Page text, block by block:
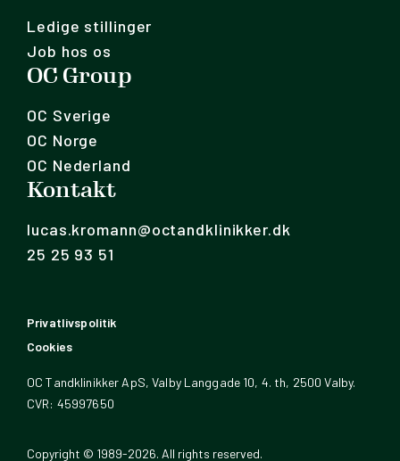
Ledige stillinger
Job hos os
OC Group
OC Sverige
OC Norge
OC Nederland
Kontakt
lucas.kromann@octandklinikker.dk
25 25 93 51
Privatlivspolitik
Cookies
OC Tandklinikker ApS, Valby Langgade 10, 4. th, 2500 Valby.
CVR: 45997650
Copyright © 1989-2026. All rights reserved.